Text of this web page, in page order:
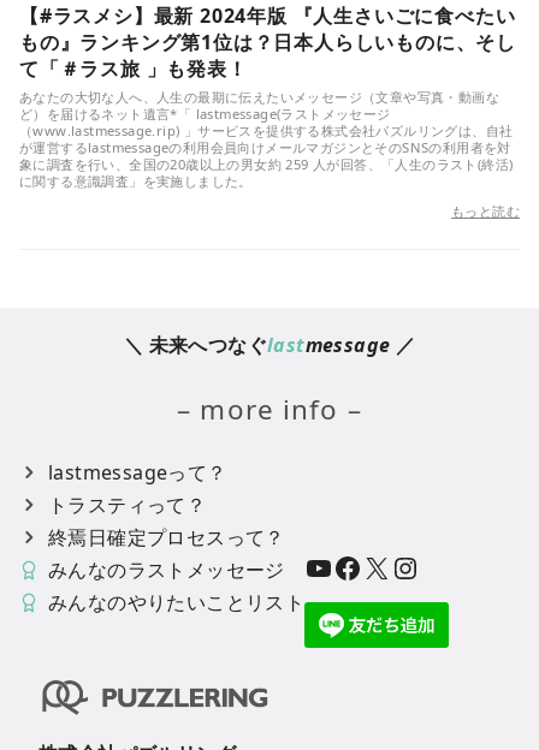
【#ラスメシ】最新 2024年版 『人生さいごに食べたい
もの』ランキング第1位は？日本人らしいものに、そし
て「＃ラス旅 」も発表！
あなたの大切な人へ、人生の最期に伝えたいメッセージ（文章や写真・動画な
ど）を届けるネット遺言*「 lastmessage(ラストメッセージ
（www.lastmessage.rip) 」サービスを提供する株式会社パズルリングは、自社
が運営するlastmessageの利用会員向けメールマガジンとそのSNSの利用者を対
象に調査を行い、全国の20歳以上の男女約 259 人が回答、「人生のラスト(終活)
に関する意識調査」を実施しました。
もっと読む
＼ 未来へつなぐlastmessage ／
– more info –
lastmessageって？
トラスティって？
終焉日確定プロセスって？
みんなのラストメッセージ
みんなのやりたいことリスト
YouTube Facebook X Instagram